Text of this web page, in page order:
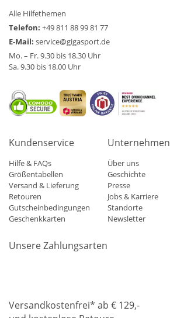
Alle Hilfethemen
Telefon: +49 811 88 99 81 77
E-Mail: service@gigasport.de
Mo. – Fr. 9.30 bis 18.30 Uhr
Sa. 9.30 bis 18.00 Uhr
Kundenservice
Hilfe & FAQs
Größentabellen
Versand & Lieferung
Retouren
Gutscheinbedingungen
Geschenkkarten
Unternehmen
Über uns
Geschichte
Presse
Jobs & Karriere
Standorte
Newsletter
Unsere Zahlungsarten
Versandkostenfrei* ab € 129,-